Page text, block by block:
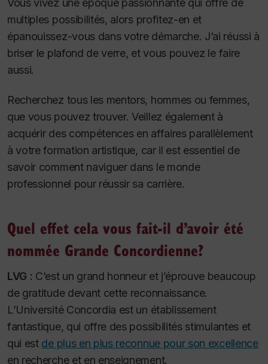
Vous vivez une époque passionnante qui offre de
multiples possibilités, alors profitez-en et
épanouissez-vous dans votre démarche. J’ai réussi à
briser le plafond de verre, et vous pouvez le faire
aussi.
Recherchez tous les mentors, hommes ou femmes,
que vous pouvez trouver. Veillez également à
acquérir des compétences en affaires parallèlement
à votre formation artistique, car il est essentiel de
savoir comment naviguer dans le monde
professionnel pour réussir sa carrière.
Quel effet cela vous fait-il d’avoir été
nommée Grande Concordienne?
LVG : C’est un grand honneur et j’éprouve beaucoup
de gratitude devant cette reconnaissance.
L’Université Concordia est un établissement
fantastique, qui offre des possibilités stimulantes et
qui est de plus en plus reconnue pour son excellence
en recherche et en enseignement.